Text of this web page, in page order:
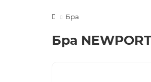
Бра
Бра